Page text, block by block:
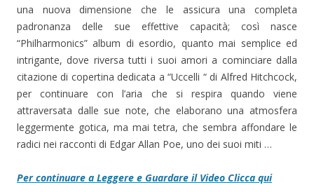
una nuova dimensione che le assicura una completa
padronanza delle sue effettive capacità; così nasce
“Philharmonics” album di esordio, quanto mai semplice ed
intrigante, dove riversa tutti i suoi amori a cominciare dalla
citazione di copertina dedicata a “Uccelli “ di Alfred Hitchcock,
per continuare con l’aria che si respira quando viene
attraversata dalle sue note, che elaborano una atmosfera
leggermente gotica, ma mai tetra, che sembra affondare le
radici nei racconti di Edgar Allan Poe, uno dei suoi miti …
Per continuare a Leggere e Guardare il Video Clicca qui